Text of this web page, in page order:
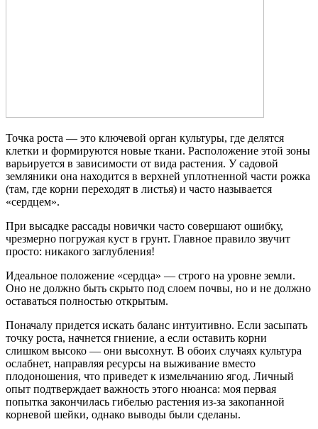
Точка роста — это ключевой орган культуры, где делятся
клетки и формируются новые ткани. Расположение этой зоны
варьируется в зависимости от вида растения. У садовой
земляники она находится в верхней уплотненной части рожка
(там, где корни переходят в листья) и часто называется
«сердцем».
При высадке рассады новички часто совершают ошибку,
чрезмерно погружая куст в грунт. Главное правило звучит
просто: никакого заглубления!
Идеальное положение «сердца» — строго на уровне земли.
Оно не должно быть скрыто под слоем почвы, но и не должно
оставаться полностью открытым.
Поначалу придется искать баланс интуитивно. Если засыпать
точку роста, начнется гниение, а если оставить корни
слишком высоко — они высохнут. В обоих случаях культура
ослабнет, направляя ресурсы на выживание вместо
плодоношения, что приведет к измельчанию ягод. Личный
опыт подтверждает важность этого нюанса: моя первая
попытка закончилась гибелью растения из-за закопанной
корневой шейки, однако выводы были сделаны.